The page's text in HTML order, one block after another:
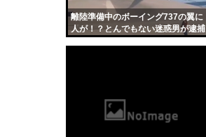
離陸準備中のボーイング737の翼に
人が！？とんでもない迷惑男が逮捕